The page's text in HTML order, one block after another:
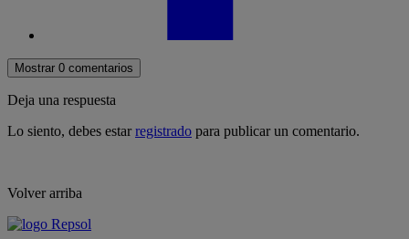
Mostrar 0 comentarios
Deja una respuesta
Lo siento, debes estarregistrado para publicar un comentario.
Volver arriba